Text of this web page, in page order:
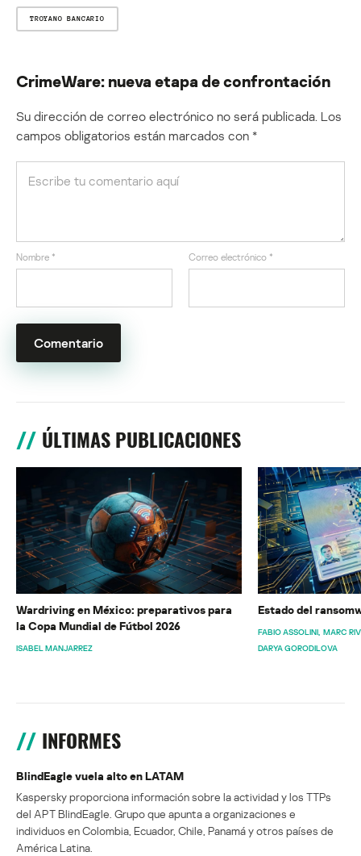
TROYANO BANCARIO
CrimeWare: nueva etapa de confrontación
Su dirección de correo electrónico no será publicada. Los
campos obligatorios están marcados con *
Nombre * Correo electrónico *
ÚLTIMAS PUBLICACIONES
Wardriving en México: preparativos para
la Copa Mundial de Fútbol 2026
ISABEL MANJARREZ
Estado del
FABIO ASSOLINI MARC
DARYA GORODILOVA
INFORMES
BlindEagle vuela alto en LATAM
Kaspersky proporciona información sobre la actividad y los TTPs
del APT BlindEagle. Grupo que apunta a organizaciones e
individuos en Colombia, Ecuador, Chile, Panamá y otros países de
América Latina.